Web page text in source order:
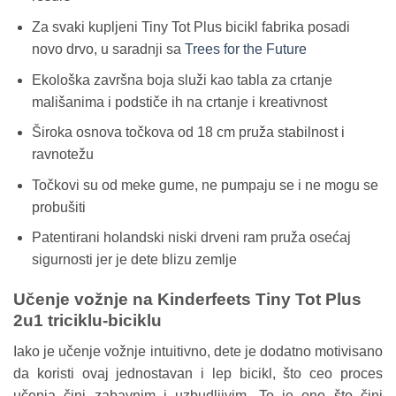
Za svaki kupljeni Tiny Tot Plus bicikl fabrika posadi
novo drvo, u saradnji sa Trees for the Future
Ekološka završna boja služi kao tabla za crtanje
mališanima i podstiče ih na crtanje i kreativnost
Široka osnova točkova od 18 cm pruža stabilnost i
ravnotežu
Točkovi su od meke gume, ne pumpaju se i ne mogu se
probušiti
Patentirani holandski niski drveni ram pruža osećaj
sigurnosti jer je dete blizu zemlje
Učenje vožnje na Kinderfeets Tiny Tot Plus
2u1 triciklu-biciklu
Iako je učenje vožnje intuitivno, dete je dodatno motivisano
da koristi ovaj jednostavan i lep bicikl, što ceo proces